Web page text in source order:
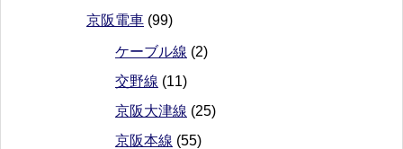
京阪電車 (99)
ケーブル線 (2)
交野線 (11)
京阪大津線 (25)
京阪本線 (55)